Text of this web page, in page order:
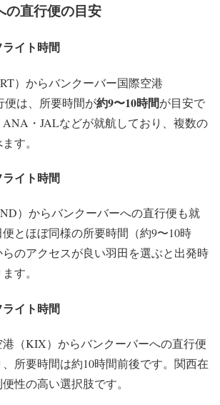
の直行便の目安
イト時間
）からバンクーバー国際空港
便は、所要時間が約9〜10時間が目安で
・JALなどが就航しており、複数の
す。
イト時間
）からバンクーバーへの直行便も就
とほぼ同様の所要時間（約9〜10時
のアクセスが良い羽田を選ぶと出発時
す。
イト時間
（KIX）からバンクーバーへの直行便
所要時間は約10時間前後です。関西在
性の高い選択肢です。